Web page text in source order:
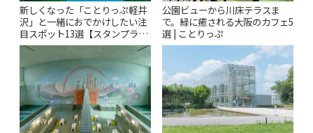
新しくなった「ことりっぷ軽井
沢」と一緒におでかけしたい注
目スポット13選【スタンプラリ
ー開催中】 | ことりっぷ
公園ビューから川床テラスま
で。緑に癒される大阪のカフェ5
選 | ことりっぷ